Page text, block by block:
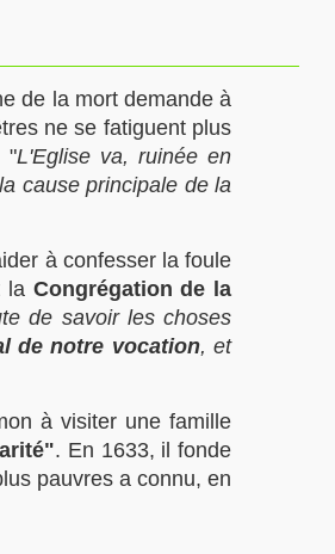
de la mort demande à
ne se fatiguent plus
"L'Eglise va, ruinée en
cause principale de la
à confesser la foule
la Congrégation de la
de savoir les choses
de notre vocation, et
à visiter une famille
. En 1633, il fonde
pauvres a connu, en